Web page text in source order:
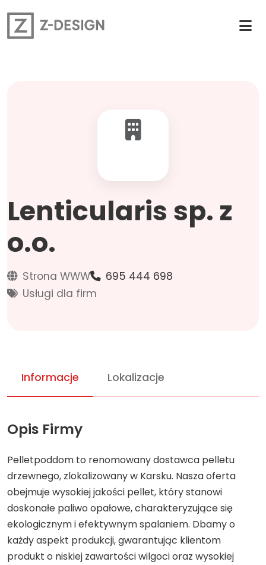
Lenticularis sp. z
o.o.
Strona WWW
695 444 698
Usługi dla firm
Informacje Lokalizacje
Opis Firmy
Pelletpoddom to renomowany dostawca pelletu
drzewnego, zlokalizowany w Karsku. Nasza oferta
obejmuje wysokiej jakości pellet, który stanowi
doskonałe paliwo opałowe, charakteryzujące się
ekologicznym i efektywnym spalaniem. Dbamy o
każdy aspekt produkcji, gwarantując klientom
produkt o niskiej zawartości wilgoci oraz wysokiej